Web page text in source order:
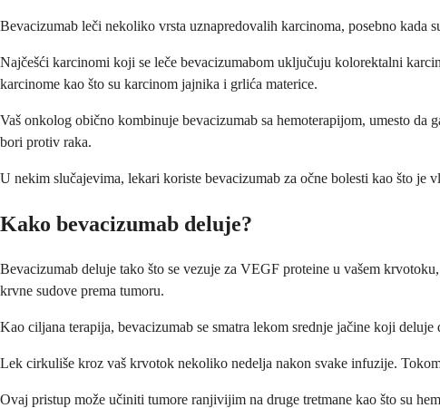
Bevacizumab leči nekoliko vrsta uznapredovalih karcinoma, posebno kada
Najčešći karcinomi koji se leče bevacizumabom uključuju kolorektalni
karcinome kao što su karcinom jajnika i grlića materice.
Vaš onkolog obično kombinuje bevacizumab sa hemoterapijom, umesto da
bori protiv raka.
U nekim slučajevima, lekari koriste bevacizumab za očne bolesti kao što je
Kako bevacizumab deluje?
Bevacizumab deluje tako što se vezuje za VEGF proteine u vašem
krvne sudove prema tumoru.
Kao ciljana terapija, bevacizumab se smatra lekom srednje jačine koji
Lek cirkuliše kroz vaš krvotok nekoliko nedelja nakon svake infuzije.
Ovaj pristup može učiniti tumore ranjivijim na druge tretmane kao što su